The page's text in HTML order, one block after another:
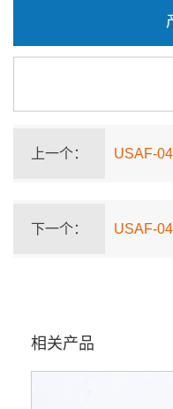
上一个： USAF-
下一个： USAF-
相关产品